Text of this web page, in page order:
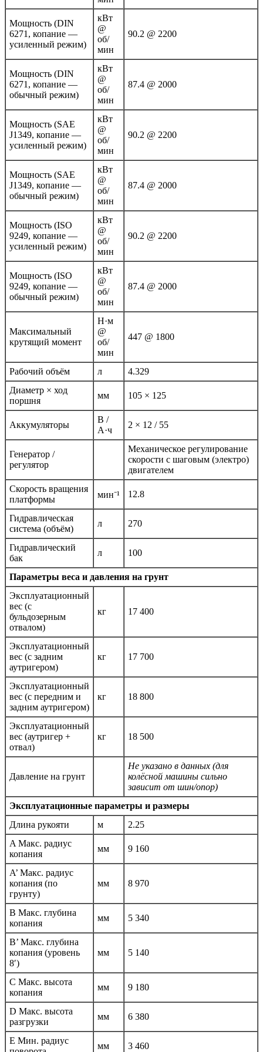
Мощность (DIN
6271, копание —
усиленный режим)
кВт
@
об/
мин
90.2 @ 2200
Мощность (DIN
6271, копание —
обычный режим)
кВт
@
об/
мин
87.4 @ 2000
Мощность (SAE
J1349, копание —
усиленный режим)
кВт
@
об/
мин
90.2 @ 2200
Мощность (SAE
J1349, копание —
обычный режим)
кВт
@
об/
мин
87.4 @ 2000
Мощность (ISO
9249, копание —
усиленный режим)
кВт
@
об/
мин
90.2 @ 2200
Мощность (ISO
9249, копание —
обычный режим)
кВт
@
об/
мин
87.4 @ 2000
Максимальный
крутящий момент
Н·м
@
об/
мин
447 @ 1800
Рабочий объём л
4.329
Диаметр × ход
поршня
мм 105 × 125
Аккумуляторы
В /
А·ч
2 × 12 / 55
Генератор /
регулятор
Механическое регулирование
скорости с шаговым (электро)
двигателем
Скорость вращения
платформы
мин⁻¹ 12.8
Гидравлическая
система (объём)
л 270
Гидравлический
бак
л 100
Параметры веса и давления на грунт
Эксплуатационный
вес (с
бульдозерным
отвалом)
кг 17 400
Эксплуатационный
вес (с задним
аутригером)
кг 17 700
Эксплуатационный
вес (с передним и
задним аутригером)
кг 18 800
Эксплуатационный
вес (аутригер +
отвал)
кг 18 500
Давление на грунт
Не указано в данных (для
колёсной машины сильно
зависит от шин/опор)
Эксплуатационные параметры и размеры
Длина рукояти
м
2.25
A Макс. радиус
копания
мм 9 160
A’ Макс. радиус
копания (по
грунту)
мм 8 970
B Макс. глубина
копания
мм 5 340
B’ Макс. глубина
копания (уровень
8′)
мм 5 140
C Макс. высота
копания
мм 9 180
D Макс. высота
разгрузки
мм 6 380
E Мин. радиус
мм 3 460